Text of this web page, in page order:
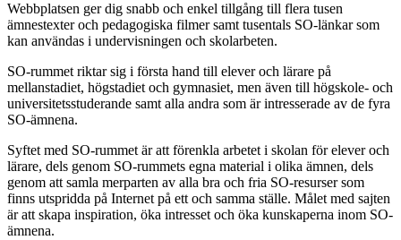
Webbplatsen ger dig snabb och enkel tillgång till flera tusen
ämnestexter och pedagogiska filmer samt tusentals SO-länkar som
kan användas i undervisningen och skolarbeten.
SO-rummet riktar sig i första hand till elever och lärare på
mellanstadiet, högstadiet och gymnasiet, men även till högskole- och
universitetsstuderande samt alla andra som är intresserade av de fyra
SO-ämnena.
Syftet med SO-rummet är att förenkla arbetet i skolan för elever och
lärare, dels genom SO-rummets egna material i olika ämnen, dels
genom att samla merparten av alla bra och fria SO-resurser som
finns utspridda på Internet på ett och samma ställe. Målet med sajten
är att skapa inspiration, öka intresset och öka kunskaperna inom SO-
ämnena.